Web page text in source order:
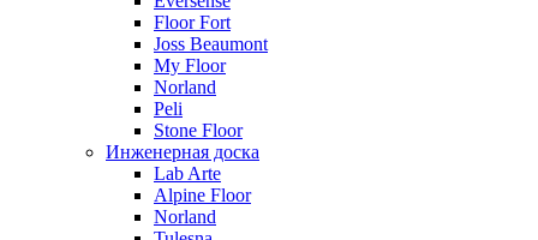
Floor Fort
Joss Beaumont
My Floor
Norland
Peli
Stone Floor
Инженерная доска
Lab Arte
Alpine Floor
Norland